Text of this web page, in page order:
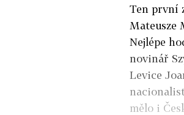
Ten první
Mateusze
Nejlépe
novinář
Levice
mělo i